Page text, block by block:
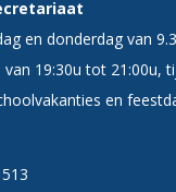
en donderdag van
19:30u tot 21:00u,
en